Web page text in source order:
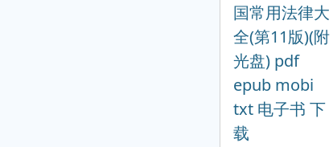
国常用法律大
全(第11版)(附
光盘) pdf
epub mobi
txt 电子书 下
载